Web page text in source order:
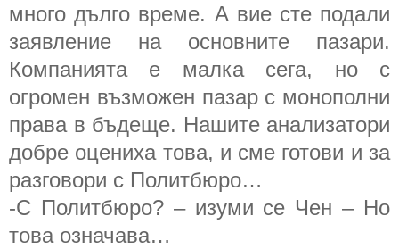
много дълго време. А вие сте подали
заявление на основните пазари.
Компанията е малка сега, но с
огромен възможен пазар с монополни
права в бъдеще. Нашите анализатори
добре оцениха това, и сме готови и за
разговори с Политбюро…
-С Политбюро? – изуми се Чен – Но
това означава…